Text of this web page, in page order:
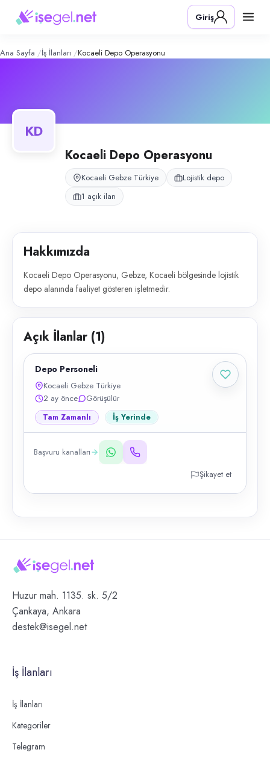
Depo Operasyonu– Şirket
Konum:
Kocaeli Depo Operasyonu, Gebze, Kocaeli bölgesinde lojistik depo
Giriş
Ana Sayfa İş İlanları Kocaeli Depo Operasyonu
KD
Kocaeli Depo Operasyonu
Kocaeli Gebze Türkiye
Lojistik depo
1 açık ilan
Hakkımızda
Kocaeli Depo Operasyonu, Gebze, Kocaeli bölgesinde lojistik
depo alanında faaliyet gösteren işletmedir.
Açık İlanlar (1)
Depo Personeli
Kocaeli Gebze Türkiye
2 ay önce
Görüşülür
Tam Zamanlı İş Yerinde
Başvuru kanalları
Şikayet et
Huzur mah. 1135. sk. 5/2
Çankaya, Ankara
destek@isegel.net
İş İlanları
İş İlanları
Kategoriler
Telegram